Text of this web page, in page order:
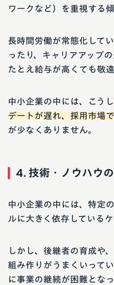
ワークなど）を重視する
長時間労働が常態化して
ったり、キャリアアップ
たとえ給与が高くても敬
中小企業の中には、こう
デートが遅れ、採用市場
が少なくありません。
4. 技術・ノウハウ
中小企業の中には、特定
ルに大きく依存しているケ
しかし、後継者の育成や
組み作りがうまくいって
に事業の継続が困難となっ